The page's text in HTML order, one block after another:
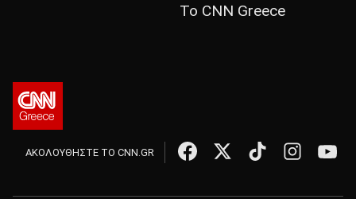
Το CNN Greece
ΑΚΟΛΟΥΘΗΣΤΕ ΤΟ CNN.GR